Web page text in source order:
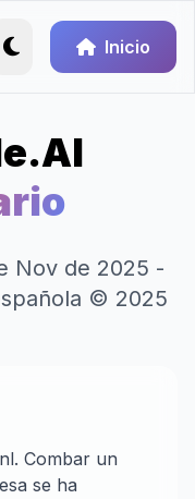
Inicio
Nov de 2025 -
© 2025
Combar un
se ha